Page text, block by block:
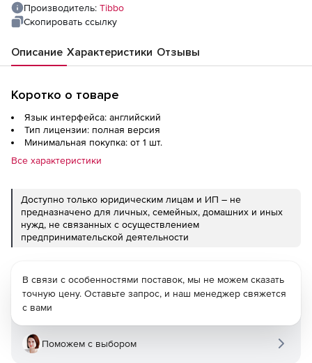
Производитель: Tibbo
Скопировать ссылку
Описание Характеристики Отзывы
Коротко о товаре
Язык интерфейса: английский
Тип лицензии: полная версия
Минимальная покупка: от 1 шт.
Все характеристики
Доступно только юридическим лицам и ИП – не
предназначено для личных, семейных, домашних и иных
нужд, не связанных с осуществлением
предпринимательской деятельности
В связи с особенностями поставок, мы не можем сказать
точную цену. Оставьте запрос, и наш менеджер свяжется
с вами
Поможем с выбором